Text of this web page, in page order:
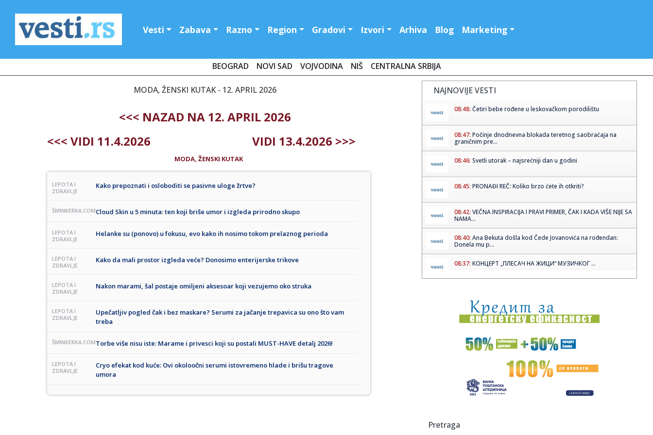
Vesti Zabava Razno Region Gradovi Izvori Arhiva Blog Marketing
BEOGRAD NOVI SAD VOJVODINA NIŠ CENTRALNA SRBIJA
MODA, ŽENSKI KUTAK - 12. APRIL 2026
<<< NAZAD NA 12. APRIL 2026
<<< VIDI 11.4.2026
VIDI 13.4.2026 >>>
MODA, ŽENSKI KUTAK
LEPOTA I
ZDRAVLJE
Kako prepoznati i osloboditi se pasivne uloge žrtve?
ŠMINKERKA.COMCloud Skin u 5 minuta: ten koji briše umor i izgleda prirodno skupo
LEPOTA I
ZDRAVLJE
Helanke su (ponovo) u fokusu, evo kako ih nosimo tokom prelaznog perioda
LEPOTA I
ZDRAVLJE
Kako da mali prostor izgleda veće? Donosimo enterijerske trikove
LEPOTA I
ZDRAVLJE
Nakon marami, šal postaje omiljeni aksesoar koji vezujemo oko struka
LEPOTA I
ZDRAVLJE
Upečatljiv pogled čak i bez maskare? Serumi za jačanje trepavica su ono što vam
treba
ŠMINKERKA.COMTorbe više nisu iste: Marame i privesci koji su postali MUST-HAVE detalj 2026!
LEPOTA I
ZDRAVLJE
Cryo efekat kod kuće: Ovi okoloočni serumi istovremeno hlade i brišu tragove
umora
NAJNOVIJE VESTI
08:48: Četiri bebe rođene u leskovačkom porodilištu
08:47: Počinje dnodnevna blokada teretnog saobraćaja na
graničnim pre...
08:46: Svetli utorak – najsrećniji dan u godini
08:45: PRONAĐI REČ: Koliko brzo ćete ih otkriti?
08:42: VEČNA INSPIRACIJA I PRAVI PRIMER, ČAK I KADA VIŠE NIJE SA
NAMA...
08:40: Ana Bekuta došla kod Čede Jovanovića na rođendan:
Donela mu p...
08:37: КОНЦЕРТ „ПЛЕСАЧ НА ЖИЦИ“ МУЗИЧКОГ ...
08:35:Tramp pretio da će uništiti iransku civilizaciju - da li je to ...
08:30:My New Band Believe objavili istoimeni debi album
Košava divlja Srbijom: U Vršcu udari čak 105 kilometara na
08:29:Fraktal objavio novi singl ‘Kocka je bačena’
Pretraga